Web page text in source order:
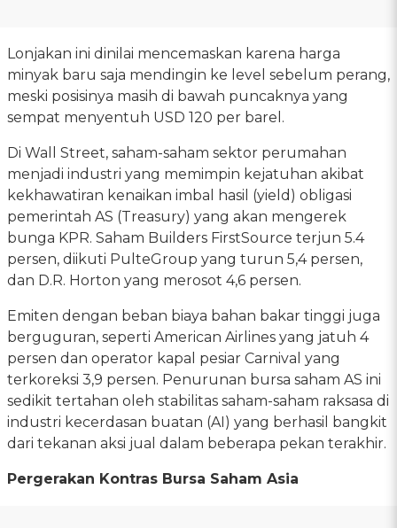
Lonjakan ini dinilai mencemaskan karena harga
minyak baru saja mendingin ke level sebelum perang,
meski posisinya masih di bawah puncaknya yang
sempat menyentuh USD 120 per barel.
Di Wall Street, saham-saham sektor perumahan
menjadi industri yang memimpin kejatuhan akibat
kekhawatiran kenaikan imbal hasil (yield) obligasi
pemerintah AS (Treasury) yang akan mengerek
bunga KPR. Saham Builders FirstSource terjun 5.4
persen, diikuti PulteGroup yang turun 5,4 persen,
dan D.R. Horton yang merosot 4,6 persen.
Emiten dengan beban biaya bahan bakar tinggi juga
berguguran, seperti American Airlines yang jatuh 4
persen dan operator kapal pesiar Carnival yang
terkoreksi 3,9 persen. Penurunan bursa saham AS ini
sedikit tertahan oleh stabilitas saham-saham raksasa di
industri kecerdasan buatan (AI) yang berhasil bangkit
dari tekanan aksi jual dalam beberapa pekan terakhir.
Pergerakan Kontras Bursa Saham Asia